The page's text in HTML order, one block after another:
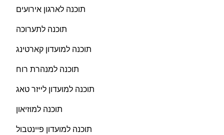
תוכנה לארגון אירועים
תוכנה לתערוכה
תוכנה למועדון קארטינג
תוכנה למנהרת רוח
תוכנה למועדון לייזר טאג
תוכנה למוזיאון
תוכנה למועדון פיינטבול